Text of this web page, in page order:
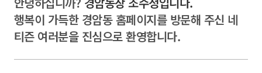
행복이 가득한 경암동 홈페이지를 방문해 주신 네
티즌 여러분을 진심으로 환영합니다.